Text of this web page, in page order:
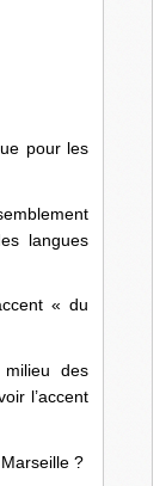
pour les
langues
« du
des
l’accent
?